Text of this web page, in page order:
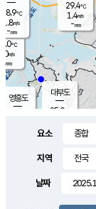
의도
℃
m/s
mm
영흥도
대부도
25.0
28.9℃
1.8m/s
-mm
29.4℃
1.4m/s
-mm
요소
지역
날짜